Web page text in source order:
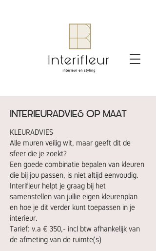
INTERIEURADVIES OP MAAT
KLEURADVIES
Alle muren veilig wit, maar geeft dit de
sfeer die je zoekt?
Een goede combinatie bepalen van kleuren
die bij jou passen, is niet altijd eenvoudig.
Interifleur helpt je graag bij het
samenstellen van jullie eigen kleurenplan
en hoe je dit verder kunt toepassen in je
interieur.
Tarief: v.a € 350,- incl btw afhankelijk van
de afmeting van de ruimte(s)